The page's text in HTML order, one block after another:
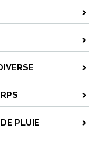
PLUIE